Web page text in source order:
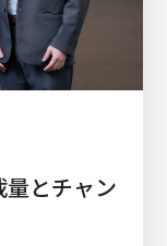
とチャン